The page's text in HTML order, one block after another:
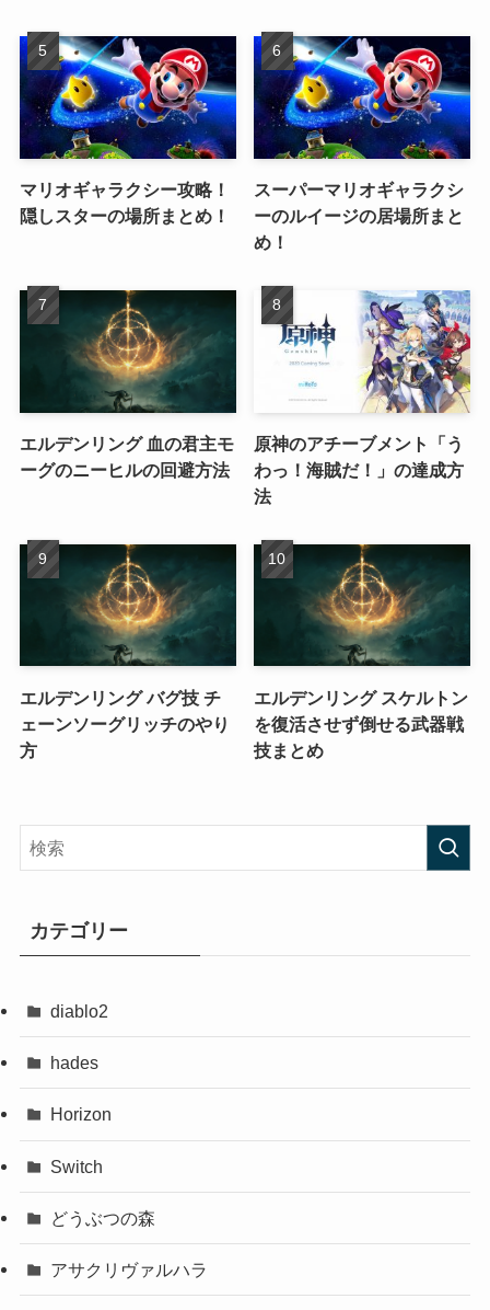
マリオギャラクシー攻略！
隠しスターの場所まとめ！
スーパーマリオギャラクシ
ーのルイージの居場所まと
め！
エルデンリング 血の君主モ
ーグのニーヒルの回避方法
原神のアチーブメント「う
わっ！海賊だ！」の達成方
法
エルデンリング バグ技 チ
ェーンソーグリッチのやり
方
エルデンリング スケルトン
を復活させず倒せる武器戦
技まとめ
カテゴリー
diablo2
hades
Horizon
Switch
どうぶつの森
アサクリヴァルハラ